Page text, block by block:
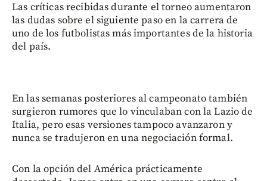
Las críticas recibidas durante el torneo aumentaron
las dudas sobre el siguiente paso en la carrera de
uno de los futbolistas más importantes de la historia
del país.
En las semanas posteriores al campeonato también
surgieron rumores que lo vinculaban con la Lazio de
Italia, pero esas versiones tampoco avanzaron y
nunca se tradujeron en una negociación formal.
Con la opción del América prácticamente